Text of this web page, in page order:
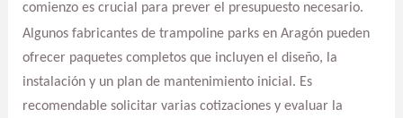
comienzo es crucial para prever el presupuesto necesario.
Algunos fabricantes de trampoline parks en Aragón pueden
ofrecer paquetes completos que incluyen el diseño, la
instalación y un plan de mantenimiento inicial. Es
recomendable solicitar varias cotizaciones y evaluar la